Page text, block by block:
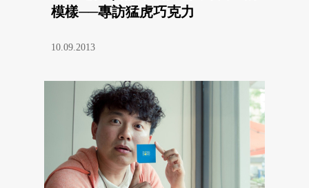
模樣──專訪猛虎巧克力
10.09.2013